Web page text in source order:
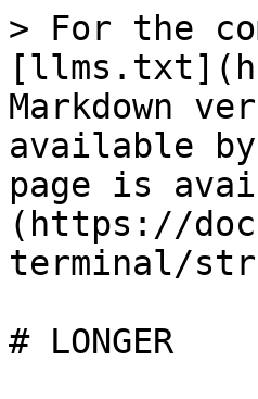
> For the
Markdown
available
page is
(https://
terminal/
# LONGER